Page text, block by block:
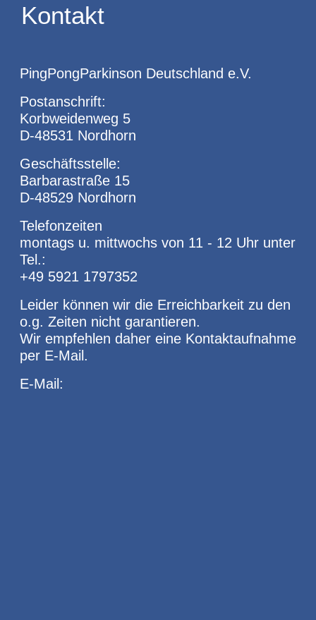
Kontakt
PingPongParkinson Deutschland e.V.
Postanschrift:
Korbweidenweg 5
D-48531 Nordhorn
Geschäftsstelle:
Barbarastraße 15
D-48529 Nordhorn
Telefonzeiten
montags u. mittwochs von 11 - 12 Uhr unter
Tel.:
+49 5921 1797352
Leider können wir die Erreichbarkeit zu den
o.g. Zeiten nicht garantieren.
Wir empfehlen daher eine Kontaktaufnahme
per E-Mail.
E-Mail: